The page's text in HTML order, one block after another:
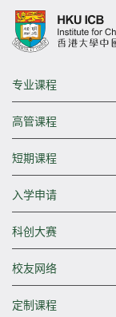
专业课程
高管课程
短期课程
入学申请
科创大赛
校友网络
定制课程